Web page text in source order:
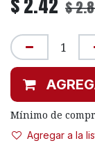
$
Mínimo de
Agregar a la